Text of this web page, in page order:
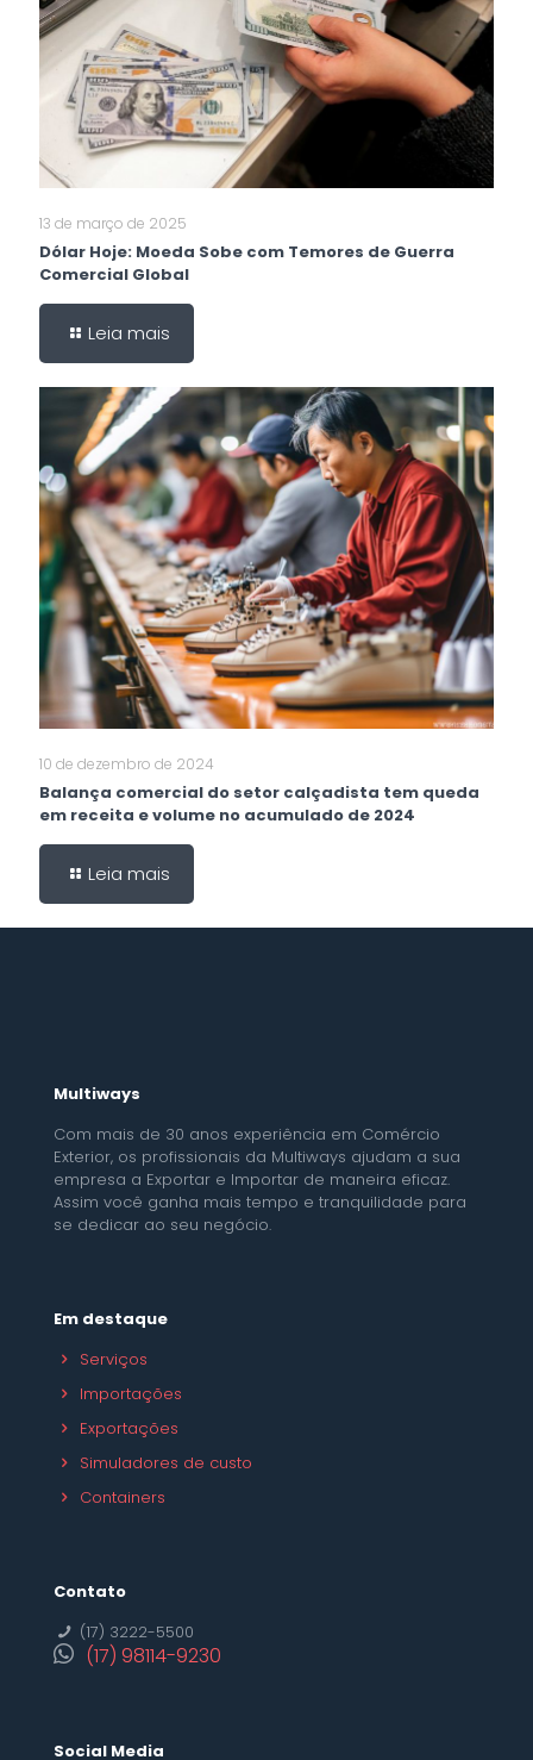
13 de março de 2025
Dólar Hoje: Moeda Sobe com Temores de Guerra
Comercial Global
Leia mais
10 de dezembro de 2024
Balança comercial do setor calçadista tem queda
em receita e volume no acumulado de 2024
Leia mais
Multiways
Com mais de 30 anos experiência em Comércio
Exterior, os profissionais da Multiways ajudam a sua
empresa a Exportar e Importar de maneira eficaz.
Assim você ganha mais tempo e tranquilidade para
se dedicar ao seu negócio.
Em destaque
Serviços
Importações
Exportações
Simuladores de custo
Containers
Contato
(17) 3222-5500
(17) 98114-9230
Social Media